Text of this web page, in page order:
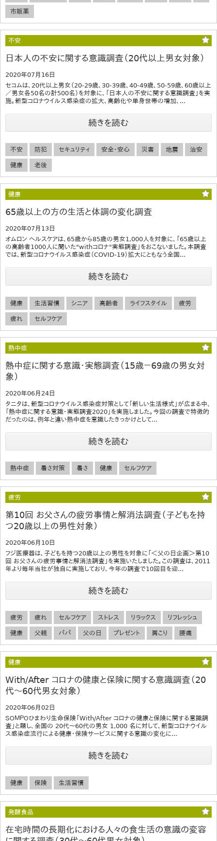
市販薬
不安
日本人の不安に関する意識調査（20代以上男女対象）
2020年07月16日
セコムは、20代以上男女（20-29歳、30-39歳、40-49歳、50-59歳、60歳以上
／男女各50名の計500名）を対象に、「日本人の不安に関する意識調査」を実
施。新型コロナウイルス感染症の拡大、高齢化や単身世帯の増加、...
続きを読む
不安 防犯 セキュリティ 安全・安心 災害 地震 治安
健康 老後
健康
65歳以上の方の生活と体調の変化調査
2020年07月13日
オムロン ヘルスケアは、65歳から85歳の男女1,000人を対象に、「65歳以上
の高齢者1000人に聞いた"withコロナ"実態調査」をおこないました。本調査
では、新型コロナウイルス感染症（COVID-19）拡大にともなう全国...
続きを読む
健康 生活習慣 シニア 高齢者 ライフスタイル 疲労
疲れ セルフケア
熱中症
熱中症に関する意識・実態調査（15歳－69歳の男女対
象）
2020年06月24日
タニタは、新型コロナウイルス感染症対策として「新しい生活様式」が広まる中、
「熱中症に関する意識・実態調査2020」を実施しました。今回の調査で特徴的
だったのは、例年と違い熱中症を意識したきっかけとして...
続きを読む
熱中症 暑さ対策 暑さ 健康 セルフケア
疲労
第10回 お父さんの疲労事情と解消法調査（子どもを持
つ20歳以上の男性対象）
2020年06月10日
フジ医療器は、子どもを持つ20歳以上の男性を対象に「＜父の日企画＞第10
回 お父さんの疲労事情と解消法調査」を実施いたしました。この調査は、2011
年より毎年当社が独自に実施しており、今年の調査で10回目を迎...
続きを読む
疲労 疲れ セルフケア ストレス リラックス リフレッシュ
健康 父親 パパ 父の日 プレゼント 肩こり 腰痛
健康
With/After コロナの健康と保険に関する意識調査（20
代～60代男女対象）
2020年06月02日
ＳＯＭＰＯひまわり生命保険「With/After コロナの健康と保険に関する意識調
査」と題し、全国の 20代～60代の男女 1,000 名に対して、新型コロナウイル
ス感染症流行による健康・保険サービスに関する意識の変化に...
続きを読む
健康 保険 生活習慣
発酵食品
在宅時間の長期化における人々の食生活の意識の変容